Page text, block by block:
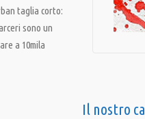
taglia corto:
sono un
a 10mila
Il nostro